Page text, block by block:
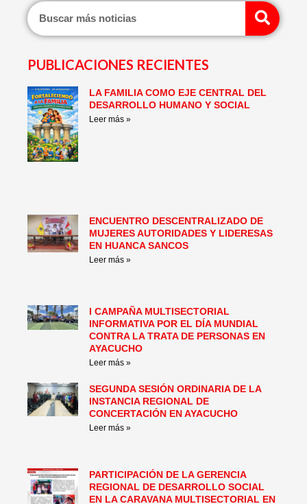
PUBLICACIONES RECIENTES
LA FAMILIA COMO EJE CENTRAL DEL
DESARROLLO HUMANO Y SOCIAL
Leer más »
ENCUENTRO DESCENTRALIZADO DE
MUJERES AUTORIDADES Y LIDERESAS
EN HUANCA SANCOS
Leer más »
I CAMPAÑA MULTISECTORIAL
INFORMATIVA POR EL DÍA MUNDIAL
CONTRA LA TRATA DE PERSONAS EN
AYACUCHO
Leer más »
SEGUNDA SESIÓN ORDINARIA DE LA
INSTANCIA REGIONAL DE
CONCERTACIÓN EN AYACUCHO
Leer más »
PARTICIPACIÓN DE LA GERENCIA
REGIONAL DE DESARROLLO SOCIAL
EN LA CARAVANA MULTISECTORIAL EN
PagePagePagePagePagePage